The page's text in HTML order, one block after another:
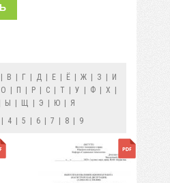
В Г Д Е Ё Ж З
И
О П Р С Т У Ф Х
Ы Щ Э Ю
Я
4 5 6 7 8 9